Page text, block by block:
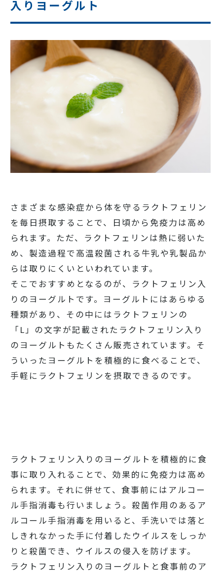
入りヨーグルト
さまざまな感染症から体を守るラクトフェリン
を毎日摂取することで、日頃から免疫力は高め
られます。ただ、ラクトフェリンは熱に弱いた
め、製造過程で高温殺菌される牛乳や乳製品か
らは取りにくいといわれています。
そこでおすすめとなるのが、ラクトフェリン入
りのヨーグルトです。ヨーグルトにはあらゆる
種類があり、その中にはラクトフェリンの
「L」の文字が記載されたラクトフェリン入り
のヨーグルトもたくさん販売されています。そ
ういったヨーグルトを積極的に食べることで、
手軽にラクトフェリンを摂取できるのです。
ラクトフェリン入りのヨーグルトを積極的に食
事に取り入れることで、効果的に免疫力は高め
られます。それに併せて、食事前にはアルコー
ル手指消毒も行いましょう。殺菌作用のあるア
ルコール手指消毒を用いると、手洗いでは落と
しきれなかった手に付着したウイルスをしっか
りと殺菌でき、ウイルスの侵入を防げます。
ラクトフェリン入りのヨーグルトと食事前のア